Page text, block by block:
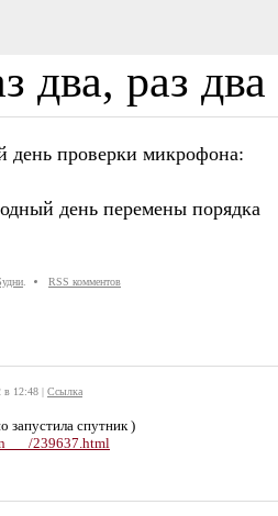
два, раз два
день проверки микрофона:
день перемены порядка
RSS комментов
в 12:48 | Ссылка
запустила спутник )
239637.html